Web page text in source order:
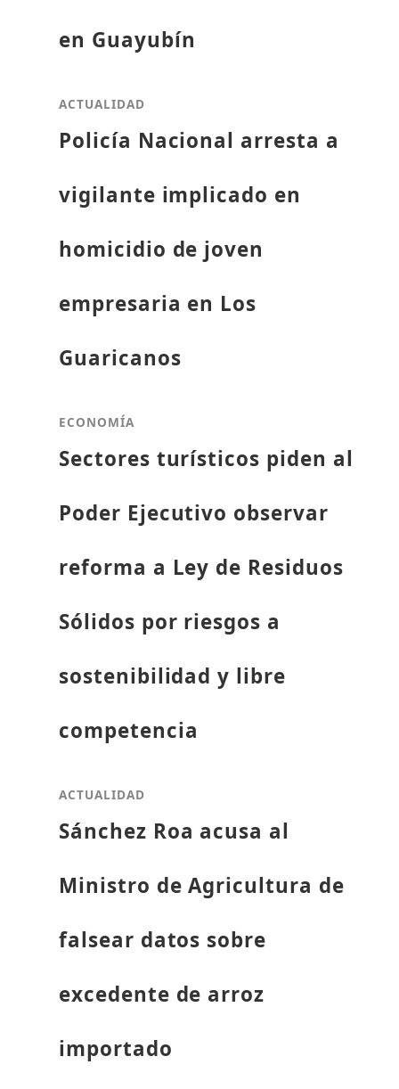
en Guayubín
ACTUALIDAD
Policía Nacional arresta a
vigilante implicado en
homicidio de joven
empresaria en Los
Guaricanos
ECONOMÍA
Sectores turísticos piden al
Poder Ejecutivo observar
reforma a Ley de Residuos
Sólidos por riesgos a
sostenibilidad y libre
competencia
ACTUALIDAD
Sánchez Roa acusa al
Ministro de Agricultura de
falsear datos sobre
excedente de arroz
importado